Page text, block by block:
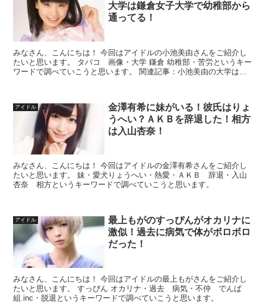
大学は鎌倉女子大学で幼稚部から
通ってる！
みなさん、こんにちは！ 今回はアイドルの小池美由さんをご紹介し
たいと思います。 タバコ 画像・大学 鎌倉 幼稚部・苦労というキー
ワードで調べていこうと思います。 関連記事：小池美由の大学はど
アイドル
金澤有希に妹がいる！彼氏はりょ
うへい？ＡＫＢを辞退した！相方
は入山杏奈！
みなさん、こんにちは！ 今回はアイドルの金澤有希さんをご紹介し
たいと思います。 妹・愛犬りょうへい・熱愛・ＡＫＢ 辞退・入山
杏奈 相方というキーワードで調べていこうと思います。
アイドル
最上もがのすっぴんがオカリナに
激似！過去に病気で体がボロボロ
だった！
みなさん、こんにちは！ 今回はアイドルの最上もがさんをご紹介し
たいと思います。 すっぴん オカリナ・過去 病気・不仲 でんぱ
組.inc・脱退というキーワードで調べていこうと思います。